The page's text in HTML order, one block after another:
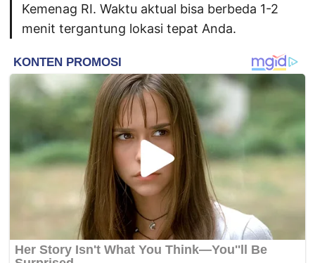
Kemenag RI. Waktu aktual bisa berbeda 1-2
menit tergantung lokasi tepat Anda.